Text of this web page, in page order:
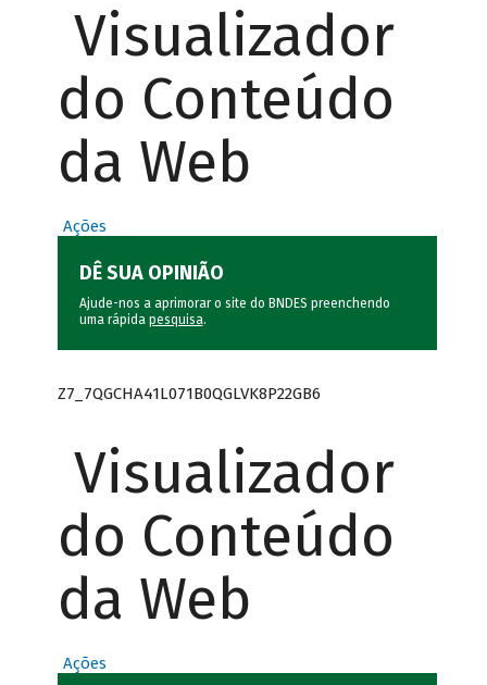
Visualizador
do Conteúdo
da Web
Ações
DÊ SUA OPINIÃO
Ajude-nos a aprimorar o site do BNDES preenchendo
uma rápida pesquisa.
Z7_7QGCHA41L071B0QGLVK8P22GB6
Visualizador
do Conteúdo
da Web
Ações